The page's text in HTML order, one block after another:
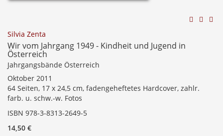
Silvia Zenta
Wir vom Jahrgang 1949 - Kindheit und Jugend in
Österreich
Jahrgangsbände Österreich
Oktober 2011
64 Seiten, 17 x 24,5 cm, fadengeheftetes Hardcover, zahlr.
farb. u. schw.-w. Fotos
ISBN 978-3-8313-2649-5
14,50 €